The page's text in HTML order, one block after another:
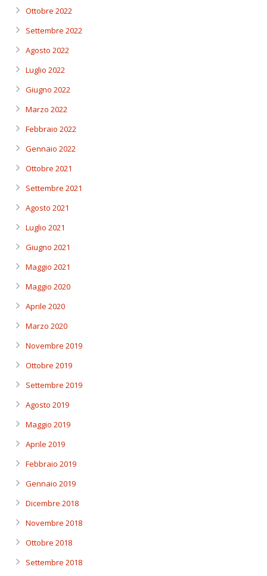
Ottobre 2022
Settembre 2022
Agosto 2022
Luglio 2022
Giugno 2022
Marzo 2022
Febbraio 2022
Gennaio 2022
Ottobre 2021
Settembre 2021
Agosto 2021
Luglio 2021
Giugno 2021
Maggio 2021
Maggio 2020
Aprile 2020
Marzo 2020
Novembre 2019
Ottobre 2019
Settembre 2019
Agosto 2019
Maggio 2019
Aprile 2019
Febbraio 2019
Gennaio 2019
Dicembre 2018
Novembre 2018
Ottobre 2018
Settembre 2018